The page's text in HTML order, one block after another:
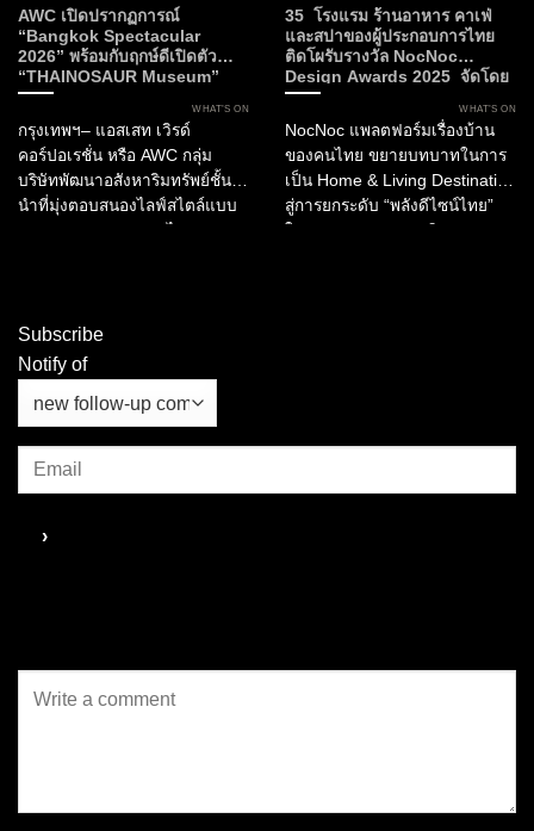
AWC เปิดปรากฏการณ์
“Bangkok Spectacular
2026” พร้อมกับฤกษ์ดีเปิดตัว
“THAINOSAUR Museum”
เพื่อมอบประสบการณ์ใหม่แห่ง
ศิลปะ วัฒนธรรม และการเรียนรู้สู่
กรุงเทพฯ
WHAT’S ON
กรุงเทพฯ– แอสเสท เวิรด์
คอร์ปอเรชั่น หรือ AWC กลุ่ม
บริษัทพัฒนาอสังหาริมทรัพย์ชั้น
นำที่มุ่งตอบสนองไลฟ์สไตล์แบบ
35 โรงแรม ร้านอาหาร คาเฟ่
และสปาของผู้ประกอบการไทย
ติดโผรับรางวัล NocNoc
Design Awards 2025 จัดโดย
NocNoc และบิ๊กภาครัฐ ผลักดัน
“พลังดีไซน์” สร้างมูลค่าให้
อุตสาหกรรมการบริการและการ
ท่องเที่ยวไทย
WHAT’S ON
NocNoc แพลตฟอร์มเรื่องบ้าน
ของคนไทย ขยายบทบาทในการ
เป็น Home & Living Destination
สู่การยกระดับ “พลังดีไซน์ไทย”
Subscribe
Notify of